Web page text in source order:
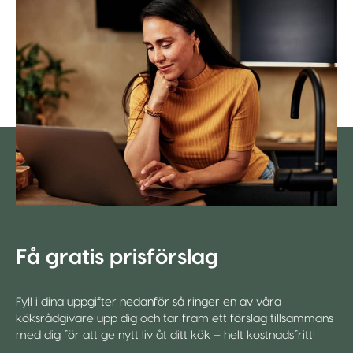
Få gratis prisförslag
Fyll i dina uppgifter nedanför så ringer en av våra
köksrådgivare upp dig och tar fram ett förslag tillsammans
med dig för att ge nytt liv åt ditt kök – helt kostnadsfritt!